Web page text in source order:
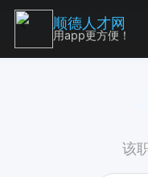
该
顺德人才网
用app更方便！